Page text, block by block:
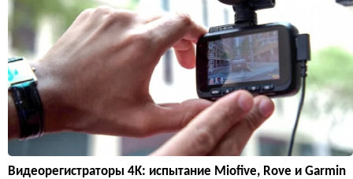
Видеорегистраторы 4K: испытание Miofive, Rove и Garmin